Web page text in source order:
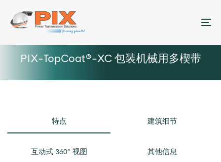
菜
PIX-TopCoat®-XC 包装机械用多楔带
特点 建筑细节
互动式 360° 视图 其他信息